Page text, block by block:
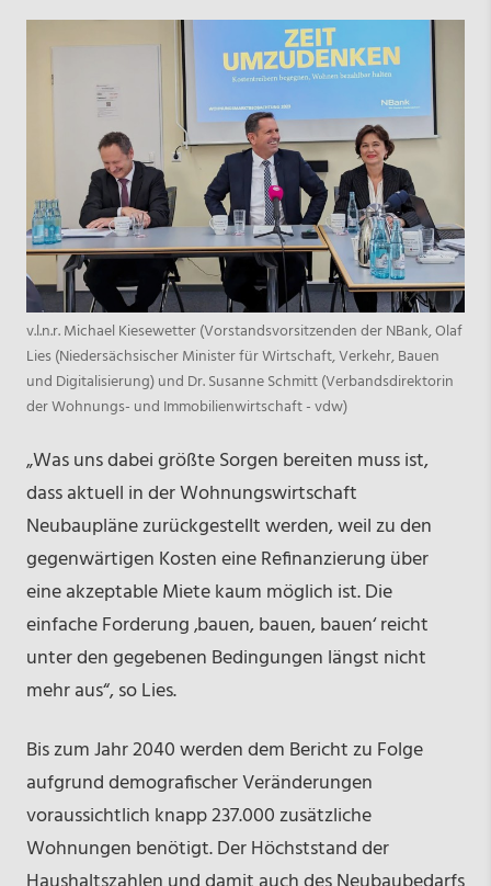
v.l.n.r. Michael Kiesewetter (Vorstandsvorsitzenden der NBank, Olaf
Lies (Niedersächsischer Minister für Wirtschaft, Verkehr, Bauen
und Digitalisierung) und Dr. Susanne Schmitt (Verbandsdirektorin
der Wohnungs- und Immobilienwirtschaft - vdw)
„Was uns dabei größte Sorgen bereiten muss ist,
dass aktuell in der Wohnungswirtschaft
Neubaupläne zurückgestellt werden, weil zu den
gegenwärtigen Kosten eine Refinanzierung über
eine akzeptable Miete kaum möglich ist. Die
einfache Forderung ‚bauen, bauen, bauen‘ reicht
unter den gegebenen Bedingungen längst nicht
mehr aus“, so Lies.
Bis zum Jahr 2040 werden dem Bericht zu Folge
aufgrund demografischer Veränderungen
voraussichtlich knapp 237.000 zusätzliche
Wohnungen benötigt. Der Höchststand der